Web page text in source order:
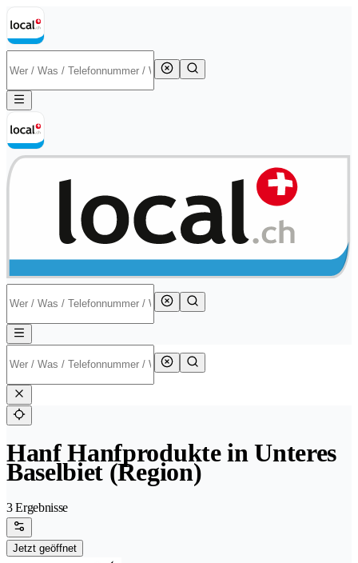
Hanf Hanfprodukte in Unteres
Baselbiet (Region)
3 Ergebnisse
Jetzt geöffnet